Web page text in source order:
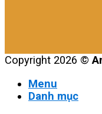
Copyright 2026 ©
Menu
Danh mục